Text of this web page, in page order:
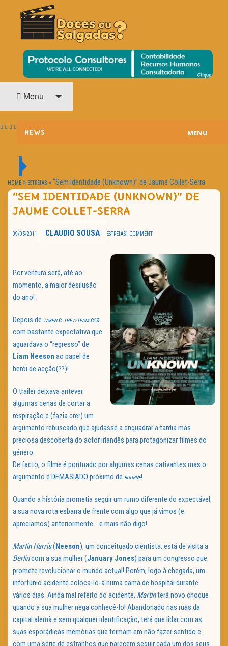
DOCES OU SALGADAS?
O Cinema? Uma Paixão!!
Menu
NEWS
PASSATEMPOS
HOME CINEMA
NOTA PESSOAL
TRAILER DO DIA
MENU
HOME » ESTREIAS »“Sem Identidade (Unknown)” de Jaume Collet-Serra
“SEM IDENTIDADE (UNKNOWN)” DE
JAUME COLLET-SERRA
09/05/2011 CLAUDIO SOUSA ESTREIAS1 COMMENT
Por ventura será, até ao
momento, a maior desilusão
do ano!
Depois de TAKENe THE A-TEAMera
com bastante expectativa que
aguardava o “regresso” de
Liam Neeson ao papel de
herói de acção(??)!
O trailer deixava antever
algumas cenas de cortar a
respiração e (fazia crer) um
argumento rebuscado que ajudasse a enquadrar a tardia mas
preciosa descoberta do actor irlandês para protagonizar filmes do
género.
De facto, o filme é pontuado por algumas cenas cativantes mas o
argumento é DEMASIADO próximo de BOURNE!
Quando a história prometia seguir um rumo diferente do expectável,
a sua nova rota esbarra de frente com algo que já vimos (e
apreciamos) anteriormente… e mais não digo!
Martin Harris(Neeson), um conceituado cientista, está de visita a
Berlincom a sua mulher (January Jones) para um congresso que
promete revolucionar o mundo actual! Porém, logo à chegada, um
infortúnio acidente coloca-lo-à numa cama de hospital durante
vários dias. Ainda mal refeito do acidente, Martinterá novo choque
quando a sua mulher nega conhecê-lo! Abandonado nas ruas da
capital alemã e sem qualquer identificação, terá que lidar com as
suas esporádicas memórias que teimam em não fazer sentido e
com uma série de estranhos que parecem seguir cada um dos seus